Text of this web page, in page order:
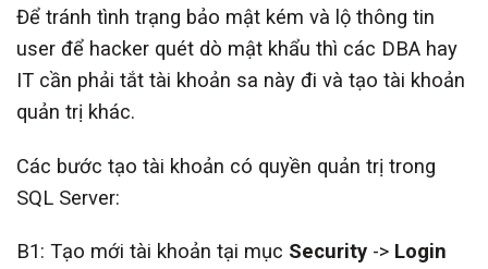
Để tránh tình trạng bảo mật kém và lộ thông tin
user để hacker quét dò mật khẩu thì các DBA hay
IT cần phải tắt tài khoản sa này đi và tạo tài khoản
quản trị khác.
Các bước tạo tài khoản có quyền quản trị trong
SQL Server:
B1: Tạo mới tài khoản tại mục Security -> Login